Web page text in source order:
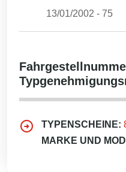
13/01/2002 - 75
TYPENSCHEINE:
MARKE UND